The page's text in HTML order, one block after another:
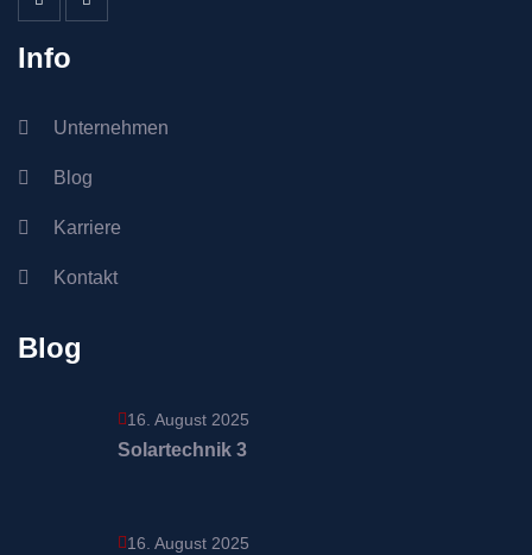
Info
Unternehmen
Blog
Karriere
Kontakt
Blog
16. August 2025
Solartechnik 3
16. August 2025